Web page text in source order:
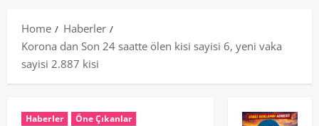
Home
Haberler
Korona dan Son 24 saatte ölen kisi sayisi 6, yeni vaka
sayisi 2.887 kisi
Haberler
Öne Çıkanlar